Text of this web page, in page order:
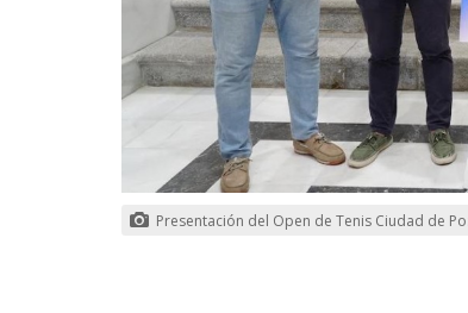
Presentación del Open de Tenis Ciudad de